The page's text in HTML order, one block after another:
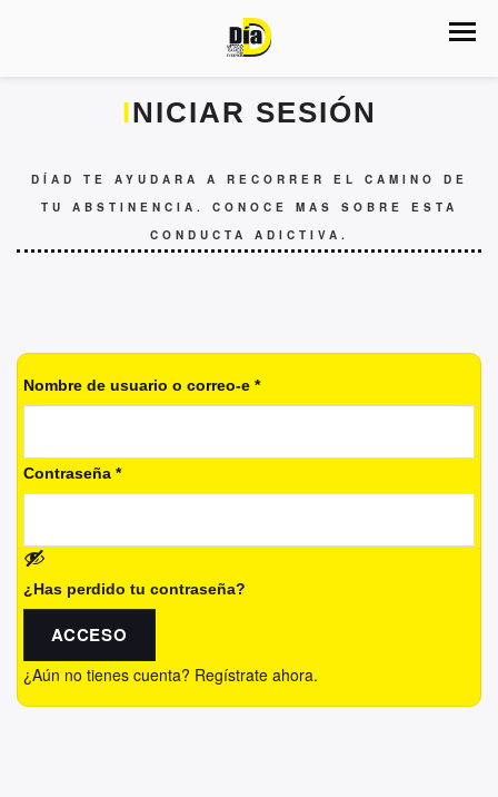
INICIAR SESIÓN
DÍAD TE AYUDARA A RECORRER EL CAMINO DE
TU ABSTINENCIA. CONOCE MAS SOBRE ESTA
CONDUCTA ADICTIVA.
Nombre de usuario o correo-e *
Contraseña *
¿Has perdido tu contraseña?
ACCESO
¿Aún no tienes cuenta? Regístrate ahora.
A